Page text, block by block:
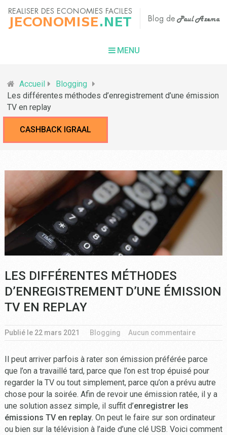
MENU
Accueil
Blogging
Les différentes méthodes d’enregistrement d’une émission
TV en replay
CASHBACK IGRAAL
LES DIFFÉRENTES MÉTHODES
D’ENREGISTREMENT D’UNE ÉMISSION
TV EN REPLAY
Publié le 22 mars 2021 Blogging Aucun commentaire
Il peut arriver parfois à rater son émission préférée parce
que l’on a travaillé tard, parce que l’on est trop épuisé pour
regarder la TV ou tout simplement, parce qu’on a prévu autre
chose pour la soirée. Afin de revoir une émission ratée, il y a
une solution assez simple, il suffit d’enregistrer les
émissions TV en replay. On peut le faire sur son ordinateur
ou bien sur la télévision à l’aide d’une clé USB. Voici comment